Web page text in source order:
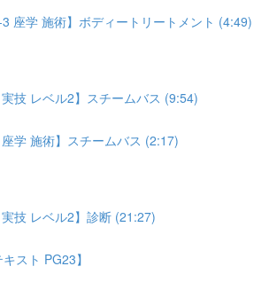
3 座学 施術】ボディートリートメント (4:49)
実技 レベル2】スチームバス (9:54)
座学 施術】スチームバス (2:17)
実技 レベル2】診断 (21:27)
キスト PG23】